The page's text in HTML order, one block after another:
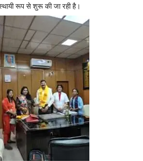
रूप से शुरू की जा रही है।